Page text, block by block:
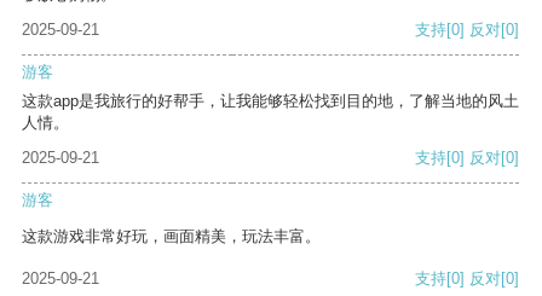
2025-09-21
支持[0] 反对[0]
游客
这款app是我旅行的好帮手，让我能够轻松找到目的地，了解当地的风土
人情。
2025-09-21
支持[0] 反对[0]
游客
这款游戏非常好玩，画面精美，玩法丰富。
2025-09-21 支持[0] 反对[0]